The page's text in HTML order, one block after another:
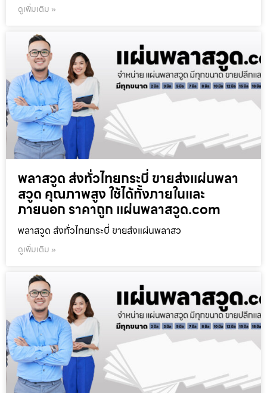
ดูเพิ่มเติม »
พลาสวูด ส่งทั่วไทยกระบี่ ขายส่งแผ่นพลา
สวูด คุณภาพสูง ใช้ได้ทั้งภายในและ
ภายนอก ราคาถูก แผ่นพลาสวูด.com
พลาสวูด ส่งทั่วไทยกระบี่ ขายส่งแผ่นพลาสว
ดูเพิ่มเติม »